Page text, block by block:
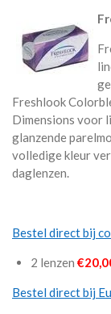
Freshlook
Dimensions voor
glanzende
volledige kleur
daglenzen.
Bestel direct bij
2 lenzen
Bestel direct bij